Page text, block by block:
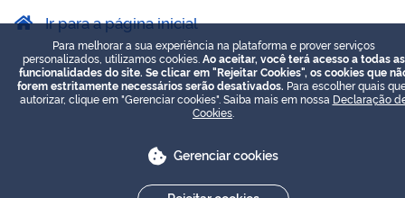
Ir para a página inicial
Para melhorar a sua experiência na plataforma e prover serviços
personalizados, utilizamos cookies. Ao aceitar, você terá acesso a todas as
funcionalidades do site. Se clicar em "Rejeitar Cookies", os cookies que
forem estritamente necessários serão desativados. Para escolher quais
autorizar, clique em "Gerenciar cookies". Saiba mais em nossa Declaração
Cookies
Gerenciar cookies